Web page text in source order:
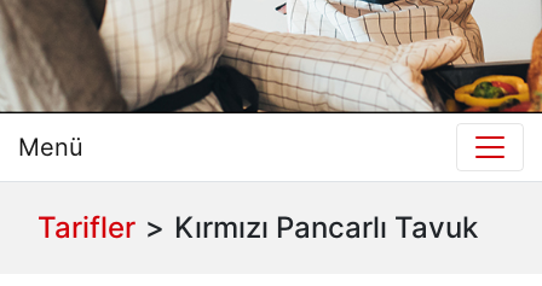
Menü
Tarifler > Kırmızı Pancarlı Tavuk